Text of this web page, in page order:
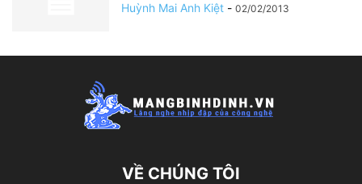
Huỳnh Mai Anh Kiệt - 02/02/2013
VỀ CHÚNG TÔI